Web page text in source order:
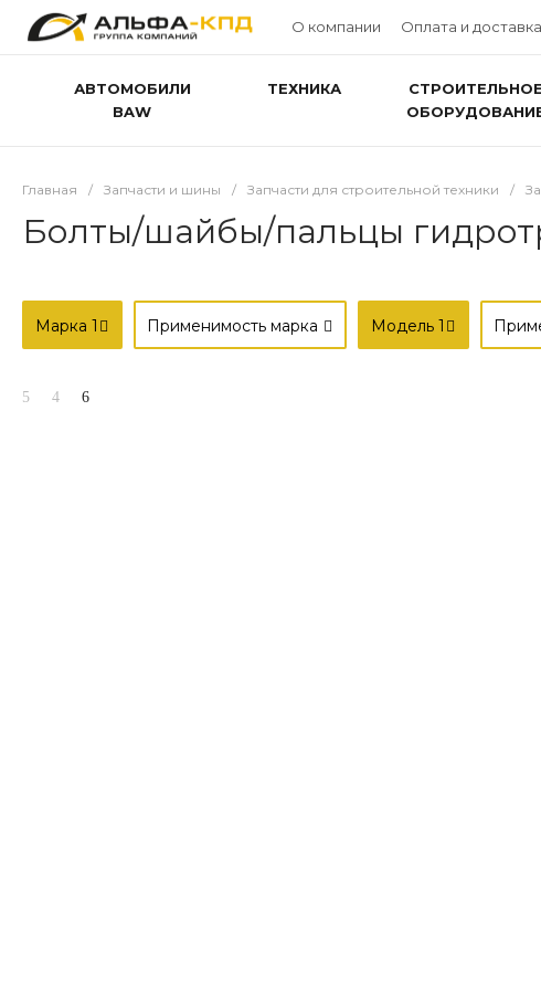
О компании Оплата и доставка
АВТОМОБИЛИ
BAW
ТЕХНИКА
СТРОИТЕЛЬНОЕ
Главная / Запчасти и шины / Запчасти для строительной техники /
Болты/шайбы/пальцы
Марка 1 Применимость марка Модель 1